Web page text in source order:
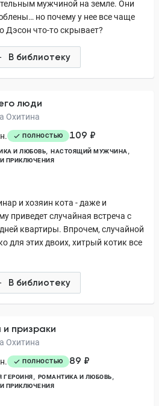
мужчиной на земле. Они
но почему у нее все чаще
Дэсон что-то скрывает?
В библиотеку
люди
Охитина
ПОЛНОСТЬЮ 109 ₽
И ЛЮБОВЬ
НАСТОЯЩИЙ МУЖЧИНА
ПРИКЛЮЧЕНИЯ
и хозяин кота - даже и
приведет случайная встреча с
квартиры. Впрочем, случайной
для этих двоих, хитрый котик все
В библиотеку
и призраки
Охитина
ПОЛНОСТЬЮ 89 ₽
ГЕРОИНЯ
РОМАНТИКА И ЛЮБОВЬ
ПРИКЛЮЧЕНИЯ